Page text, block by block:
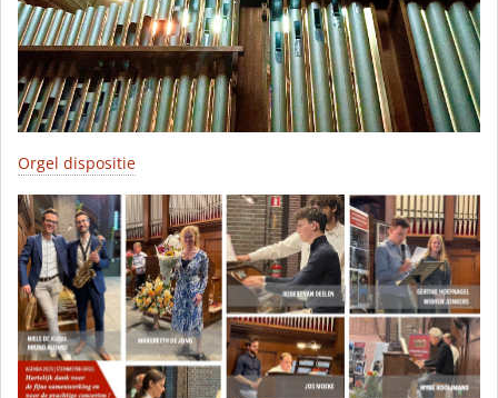
Orgel dispositie